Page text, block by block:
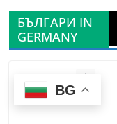
БЪЛГАРИ IN
GERMANY
BG